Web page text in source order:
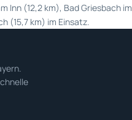
Inn (12,2 km), Bad Griesbach im
(15,7 km) im Einsatz.